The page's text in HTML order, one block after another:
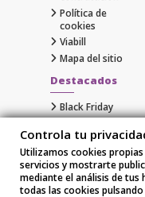
Política de
cookies
Viabill
Mapa del sitio
Destacados
Black Friday
Gaming
Comprar Apple al
Samsung
Xiaomi
Controla tu
Utilizamos cookies
servicios y mostrarte
mediante el análisis de tus
todas las cookies